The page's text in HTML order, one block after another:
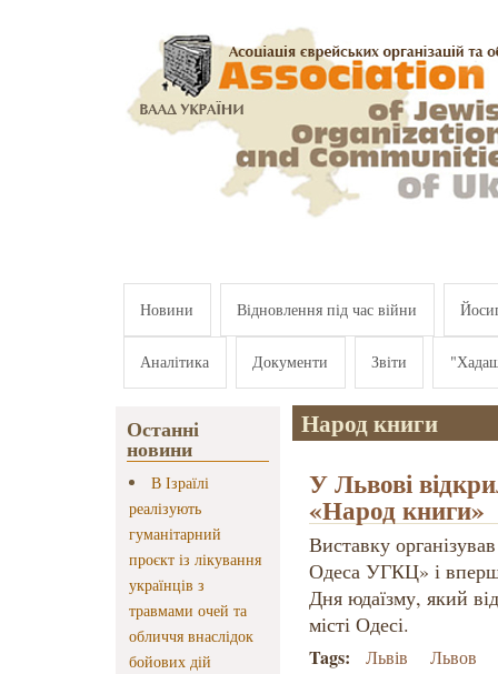
Новини Відновлення під час війни
Аналітика Документи Звіти
Останні
новини
В Ізраїлі
реалізують
гуманітарний
проєкт із лікування
українців з
травмами очей та
обличчя внаслідок
бойових дій
Народ книги
У Львові
«Народ книги»
Виставку
Одеса УГКЦ» і
Дня юдаїзму, який
місті Одесі.
Tags: Львів Львов